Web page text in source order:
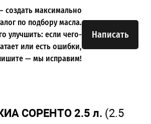
Написать
создать максимально
по подбору масла.
улучшить: если чего-
или есть ошибки,
— мы исправим!
СОРЕНТО 2.5 л. (2.5